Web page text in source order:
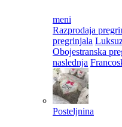
meni
Razprodaja
pregrinjala
Obojestranska
naslednja
Posteljnina